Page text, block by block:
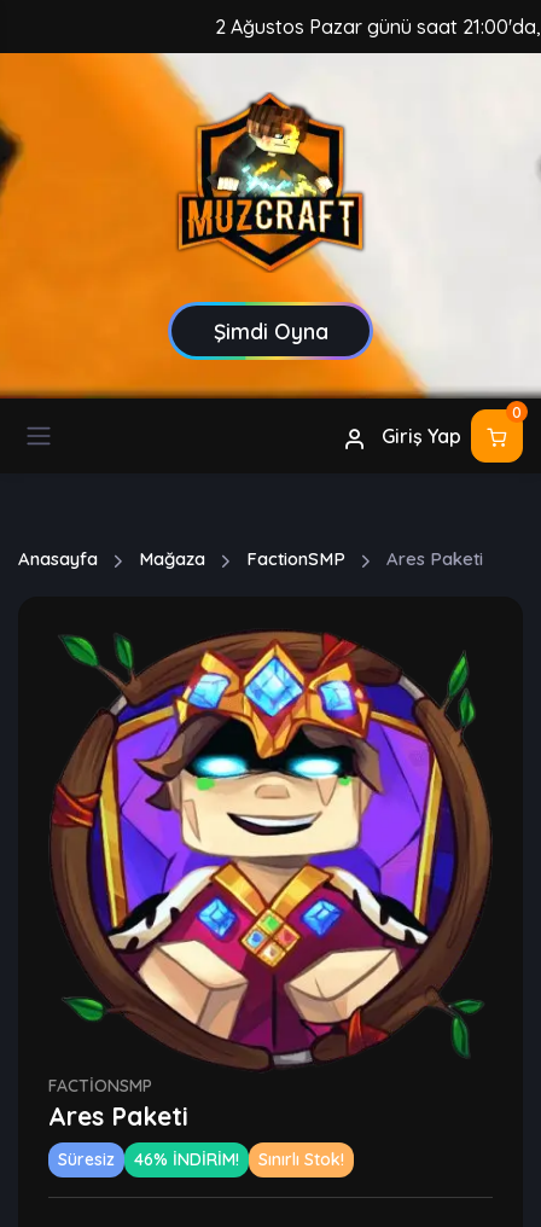
2 Ağustos Pazar günü saat 21:00'da,
Şimdi Oyna
Giriş Yap
0
Anasayfa Mağaza FactionSMP Ares Paketi
FACTIONSMP
Ares Paketi
Süresiz 46% İNDİRİM! Sınırlı Stok!